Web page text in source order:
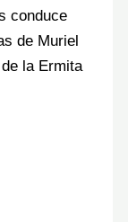
conduce
de Muriel
la Ermita